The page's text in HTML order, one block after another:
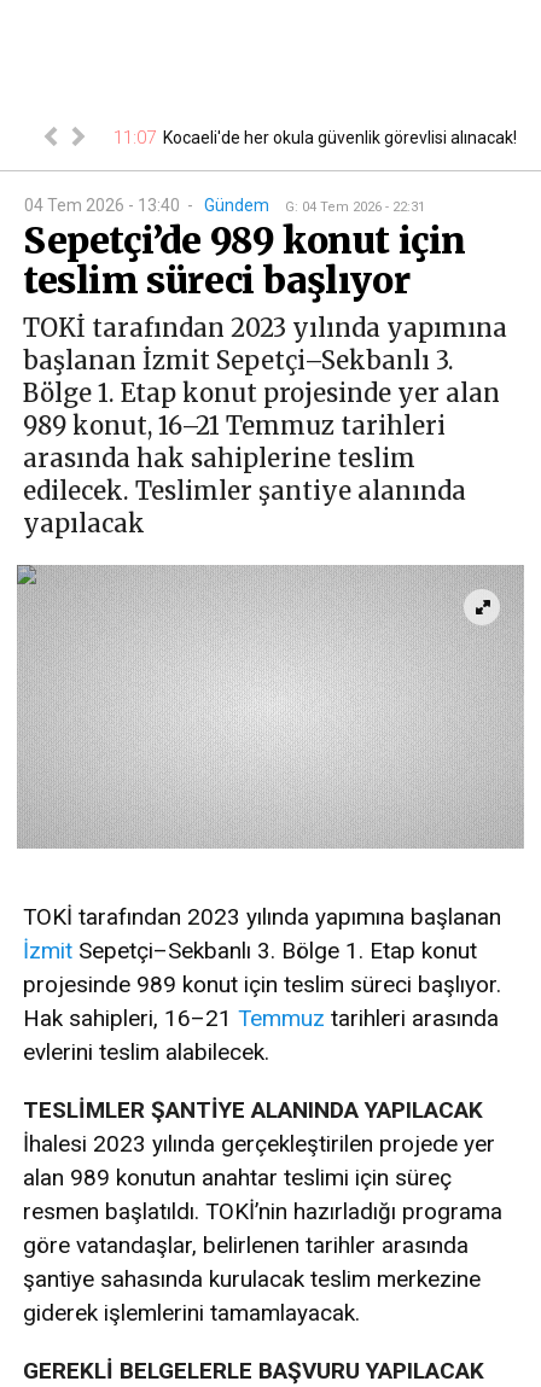
tabela 11:07 Kocaeli'de her okula güvenlik görevlisi alınacak!
04 Tem 2026 - 13:40 - Gündem G: 04 Tem 2026 - 22:31
Sepetçi’de 989 konut için
teslim süreci başlıyor
TOKİ tarafından 2023 yılında yapımına
başlanan İzmit Sepetçi–Sekbanlı 3.
Bölge 1. Etap konut projesinde yer alan
989 konut, 16–21 Temmuz tarihleri
arasında hak sahiplerine teslim
edilecek. Teslimler şantiye alanında
yapılacak
TOKİ tarafından 2023 yılında yapımına başlanan
İzmit Sepetçi–Sekbanlı 3. Bölge 1. Etap konut
projesinde 989 konut için teslim süreci başlıyor.
Hak sahipleri, 16–21 Temmuz tarihleri arasında
evlerini teslim alabilecek.
TESLİMLER ŞANTİYE ALANINDA YAPILACAK
İhalesi 2023 yılında gerçekleştirilen projede yer
alan 989 konutun anahtar teslimi için süreç
resmen başlatıldı. TOKİ’nin hazırladığı programa
göre vatandaşlar, belirlenen tarihler arasında
şantiye sahasında kurulacak teslim merkezine
giderek işlemlerini tamamlayacak.
GEREKLİ BELGELERLE BAŞVURU YAPILACAK